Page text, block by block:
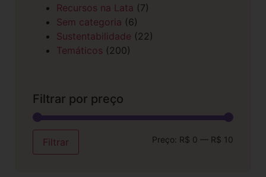
Recursos na Lata (7)
Sem categoria (6)
Sustentabilidade (22)
Temáticos (200)
Filtrar por preço
Filtrar Preço: R$ 0 — R$ 10